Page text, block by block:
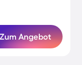
Zum Angebot